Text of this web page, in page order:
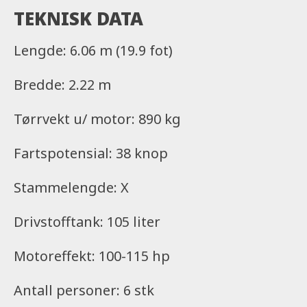
Båten leveres med Yamarin Q Infotainment
System som standard. Dette samler informasjon
fra alle båtens og motorens instrumenter, kart,
oppdatert værinformasjon, manualer og
underholdning på en berøringsskjerm.
Yamarin-app’en. Der kan du se båtens drivstoff-
tekniske funksjonene gjør det enkelt å nyte en
friste deg til å gjøre det beste ut av de varme
TEKNISK DATA
Lengde: 6.06 m (19.9 fot)
Bredde: 2.22 m
Tørrvekt u/ motor: 890 kg
Fartspotensial: 38 knop
Stammelengde: X
Drivstofftank: 105 liter
Motoreffekt: 100-115 hp
Antall personer: 6 stk